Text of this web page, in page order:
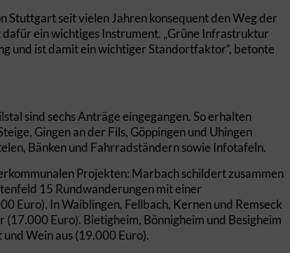
seit vielen Jahren konsequent den Weg der
ein wichtiges Instrument. „Grüne Infrastruktur
und ist damit ein wichtiger Standortfaktor“, betonte
sind sechs Anträge eingegangen. So erhalten
Gingen an der Fils, Göppingen und Uhingen
Bänken und Fahrradständern sowie Infotafeln.
Projekten: Marbach schildert zusammen
15 Rundwanderungen mit einer
Euro). In Waiblingen, Fellbach, Kernen und Remseck
(17.000 Euro). Bietigheim, Bönnigheim und Besigheim
Wein aus (19.000 Euro).